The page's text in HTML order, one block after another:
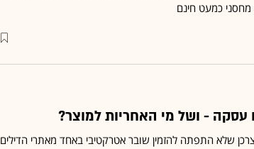
עסקה - ושל מי האחריות למוצר?
שלא התפתה להזמין שובר אטרקטיבי באחד מאתרי הדילים